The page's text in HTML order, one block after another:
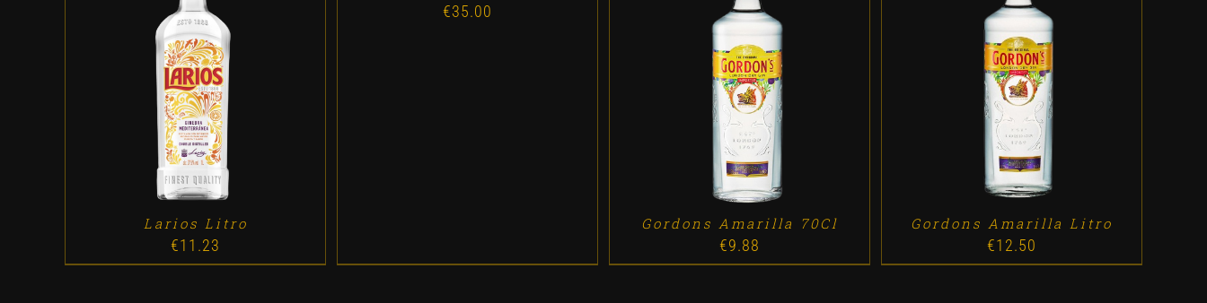
ADD TO CART / DETALLES
Larios Litro
€11.23
€35.00
ADD TO CART / DETALLES
Gordons Amarilla 70Cl
€9.88
ADD TO CART / DETALLES
Gordons Amarilla Litro
€12.50